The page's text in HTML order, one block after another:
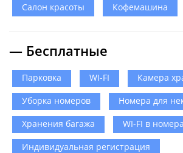
Салон красоты
Кофемашина
— Бесплатные
Парковка WI-FI
Камера
Уборка номеров
Номера для
Хранения багажа
WI-FI в
Индивидуальная регистрация